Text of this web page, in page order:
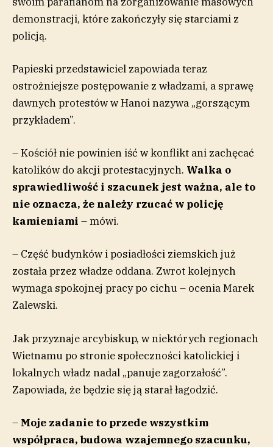
demonstracji, które zakończyły się starciami z
policją.
Papieski przedstawiciel zapowiada teraz
ostrożniejsze postępowanie z władzami, a sprawę
dawnych protestów w Hanoi nazywa „gorszącym
przykładem”.
– Kościół nie powinien iść w konflikt ani zachęcać
katolików do akcji protestacyjnych. Walka o
sprawiedliwość i szacunek jest ważna, ale to
nie oznacza, że należy rzucać w policję
kamieniami – mówi.
– Część budynków i posiadłości ziemskich już
została przez władze oddana. Zwrot kolejnych
wymaga spokojnej pracy po cichu – ocenia Marek
Zalewski.
Jak przyznaje arcybiskup, w niektórych regionach
Wietnamu po stronie społeczności katolickiej i
lokalnych władz nadal „panuje zagorzałość”.
Zapowiada, że będzie się ją starał łagodzić.
– Moje zadanie to przede wszystkim
współpraca, budowa wzajemnego szacunku,